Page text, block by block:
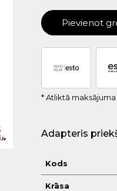
Pievienot
* Atliktā
Adapteris
Kods
Krāsa